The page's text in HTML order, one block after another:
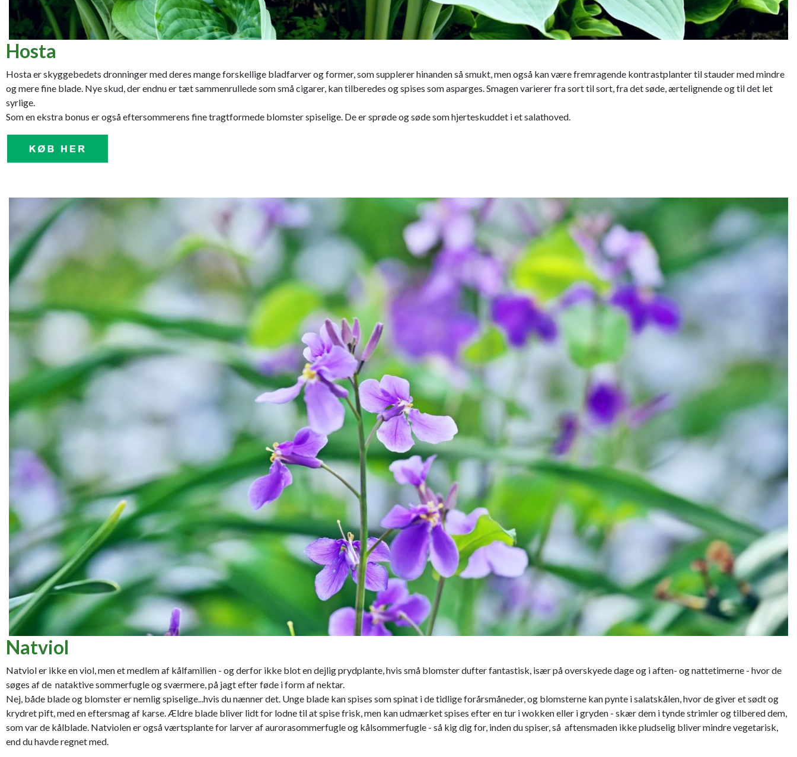
Hosta
Hosta er skyggebedets dronninger med deres mange forskellige bladfarver og former, som supplerer hinanden så smukt, men også kan være fremragende kontrastplanter til stauder med mindre
og mere fine blade. Nye skud, der endnu er tæt sammenrullede som små cigarer, kan tilberedes og spises som asparges. Smagen varierer fra sort til sort, fra det søde, ærtelignende og til det let
syrlige.
Som en ekstra bonus er også eftersommerens fine tragtformede blomster spiselige. De er sprøde og søde som hjerteskuddet i et salathoved.
Natviol
Natviol er ikke en viol, men et medlem af kålfamilien - og derfor ikke blot en dejlig prydplante, hvis små blomster dufter fantastisk, især på overskyede dage og i aften- og nattetimerne - hvor de
søges af de nataktive sommerfugle og sværmere, på jagt efter føde i form af nektar.
Nej, både blade og blomster er nemlig spiselige...hvis du nænner det. Unge blade kan spises som spinat i de tidlige forårsmåneder, og blomsterne kan pynte i salatskålen, hvor de giver et sødt og
krydret pift, med en eftersmag af karse. Ældre blade bliver lidt for lodne til at spise frisk, men kan udmærket spises efter en tur i wokken eller i gryden - skær dem i tynde strimler og tilbered dem,
som var de kålblade. Natviolen er også værtsplante for larver af aurorasommerfugle og kålsommerfugle - så kig dig for, inden du spiser, så aftensmaden ikke pludselig bliver mindre vegetarisk,
end du havde regnet med.